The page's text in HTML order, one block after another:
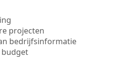
projecten
bedrijfsinformatie